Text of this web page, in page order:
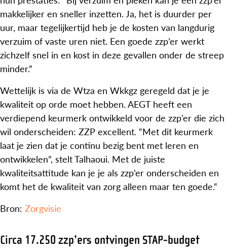
makkelijker en sneller inzetten. Ja, het is duurder per
uur, maar tegelijkertijd heb je de kosten van langdurig
verzuim of vaste uren niet. Een goede zzp’er werkt
zichzelf snel in en kost in deze gevallen onder de streep
minder.”
Wettelijk is via de Wtza en Wkkgz geregeld dat je je
kwaliteit op orde moet hebben. AEGT heeft een
verdiepend keurmerk ontwikkeld voor de zzp’er die zich
wil onderscheiden: ZZP excellent. “Met dit keurmerk
laat je zien dat je continu bezig bent met leren en
ontwikkelen”, stelt Talhaoui. Met de juiste
kwaliteitsattitude kan je je als zzp’er onderscheiden en
komt het de kwaliteit van zorg alleen maar ten goede.“
Bron: Zorgvisie
Circa 17.250 zzp’ers ontvingen STAP-budget